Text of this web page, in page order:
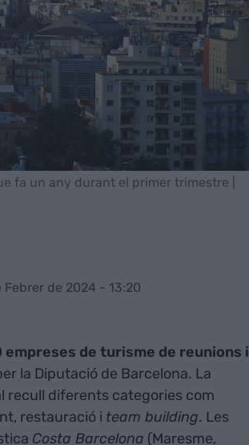
fa un any durant el primer trimestre |
Febrer de 2024 - 13:20
empreses de turisme de reunions i
la Diputació de Barcelona. La
recull diferents categories com
restauració i team building. Les
Costa Barcelona (Maresme,